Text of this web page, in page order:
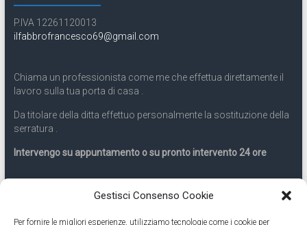
Gestisci Consenso Cookie
Per fornire le migliori esperienze, utilizziamo tecnologie come i cookie per
P.IVA 12261120013
ilfabbrofrancesco69@gmail.com
Chiama un professionista come me che effettua direttamente il
lavoro sulla tua porta di casa .
Da titolare della ditta effettuo personalmente la sostituzione della
serratura .
Intervengo su appuntamento o su pronto intervento 24 ore
Servizio 24 ore